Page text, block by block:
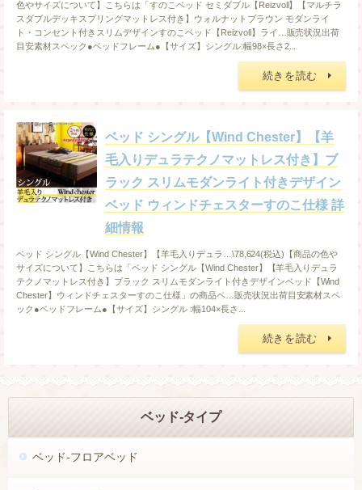
色やサイズについて】こちらは「すのこベッド セミダブル【Reizvoll】【マルチラ
スダブルデッキスプリングマットレス付き】ウォルナットブラウン モダンライ
ト・コンセント付きスリムデザインすのこベッド【Reizvoll】ライ…販売状況出荷
目安素材スペック●ベッドフレーム●【サイズ】シングル:幅98×長さ2...
続きを読む
ベッド シングル【Wind Chester】【羊
毛入りデュラテクノマットレス付き】ブ
ラック スリムモダンライト付きデザイン
ベッド ウィンドチェスターすのこ仕様 詳
細情報
ベッド シングル【Wind Chester】【羊毛入りデュラ…\78,624(税込)【商品の色や
サイズについて】こちらは「ベッド シングル【Wind Chester】【羊毛入りデュラ
テクノマットレス付き】ブラック スリムモダンライト付きデザインベッド【Wind
Chester】ウィンドチェスターすのこ仕様」の商品ペ…販売状況出荷目安素材スペ
ック●ベッドフレーム●【サイズ】シングル :幅104×長さ...
続きを読む
ベッド-タイプ
ベッド-フロアベッド